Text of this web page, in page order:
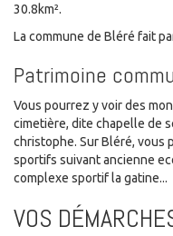
30.8km².
La commune de Bléré fait
Patrimoine
Vous pourrez y voir des
cimetière, dite chapelle de
christophe. Sur Bléré,
sportifs suivant ancienne
complexe sportif la gatine...
VOS